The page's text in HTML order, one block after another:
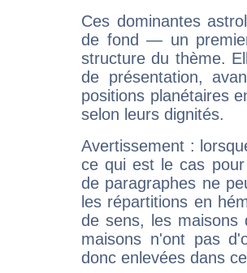
Ces dominantes
de fond — un
structure du thème.
de présentation,
positions planétaires
selon leurs dignités.
Avertissement :
ce qui est le cas
de paragraphes ne
les répartitions en
de sens, les maisons
maisons n'ont pas
donc enlevées dans